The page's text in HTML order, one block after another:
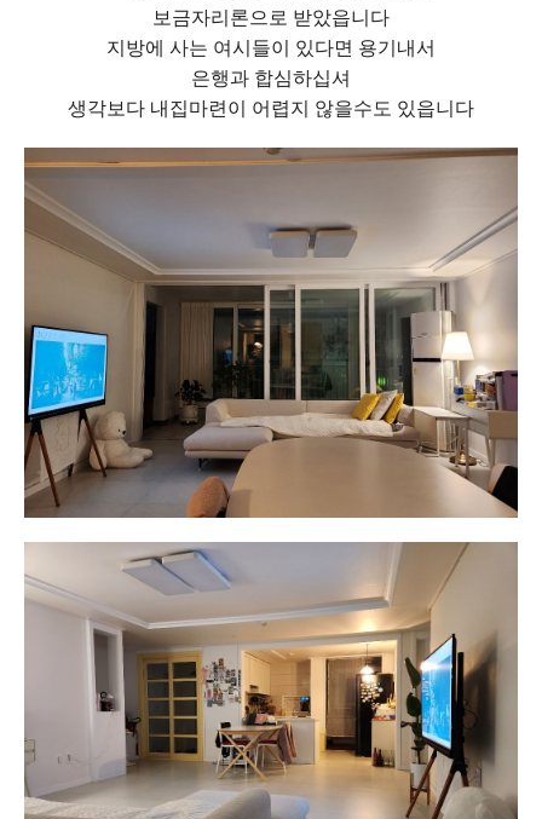
보금자리론으로 받았읍니다
지방에 사는 여시들이 있다면 용기내서
은행과 합심하십셔
생각보다 내집마련이 어렵지 않을수도 있읍니다